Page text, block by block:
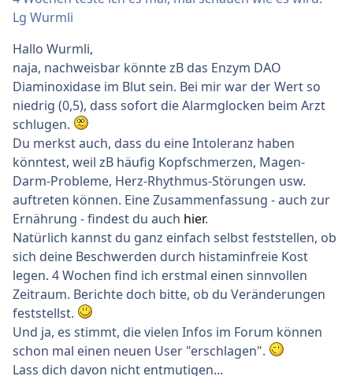
Lg Wurmli
Hallo Wurmli,
naja, nachweisbar könnte zB das Enzym DAO
Diaminoxidase im Blut sein. Bei mir war der Wert so
niedrig (0,5), dass sofort die Alarmglocken beim Arzt
schlugen.
Du merkst auch, dass du eine Intoleranz haben
könntest, weil zB häufig Kopfschmerzen, Magen-
Darm-Probleme, Herz-Rhythmus-Störungen usw.
auftreten können. Eine Zusammenfassung - auch zur
Ernährung - findest du auch hier.
Natürlich kannst du ganz einfach selbst feststellen, ob
sich deine Beschwerden durch histaminfreie Kost
legen. 4 Wochen find ich erstmal einen sinnvollen
Zeitraum. Berichte doch bitte, ob du Veränderungen
feststellst.
Und ja, es stimmt, die vielen Infos im Forum können
schon mal einen neuen User "erschlagen".
Lass dich davon nicht entmutigen...